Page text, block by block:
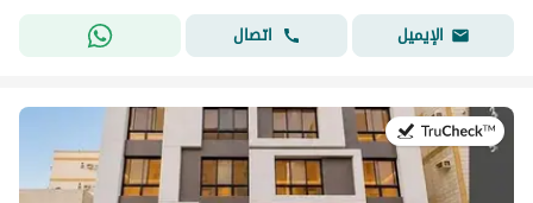
الإيميل
اتصال
في:22 يوليو 2026